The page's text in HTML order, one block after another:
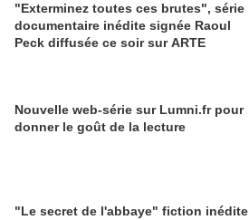
"Exterminez toutes ces brutes", série
documentaire inédite signée Raoul
Peck diffusée ce soir sur ARTE
Nouvelle web-série sur Lumni.fr pour
donner le goût de la lecture
"Le secret de l'abbaye" fiction inédite